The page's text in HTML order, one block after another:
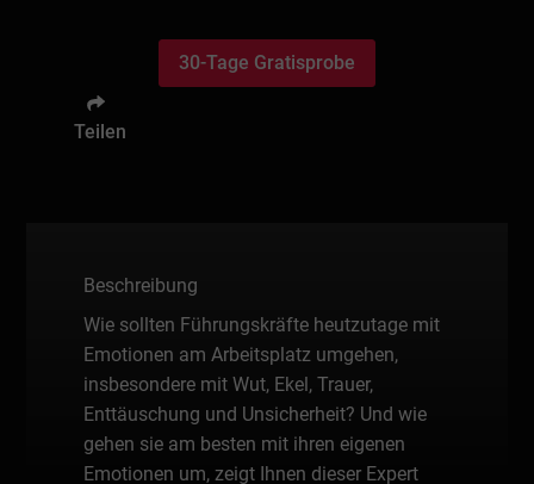
30-Tage Gratisprobe
Teilen
Beschreibung
Wie sollten Führungskräfte heutzutage mit
Emotionen am Arbeitsplatz umgehen,
insbesondere mit Wut, Ekel, Trauer,
Enttäuschung und Unsicherheit? Und wie
gehen sie am besten mit ihren eigenen
Emotionen um, zeigt Ihnen dieser Expert